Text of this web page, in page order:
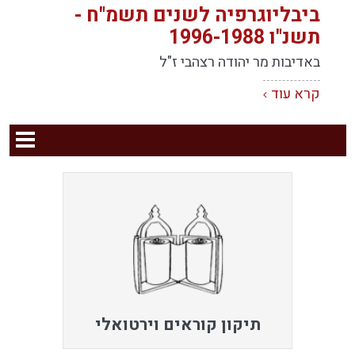
ביבליוגרפיה לשנים תשמ"ח -
תשנ"ו 1996-1988
באדיבות מר יהודה רצהבי ז"ל
קרא עוד
תיקון קוראים וירטואלי